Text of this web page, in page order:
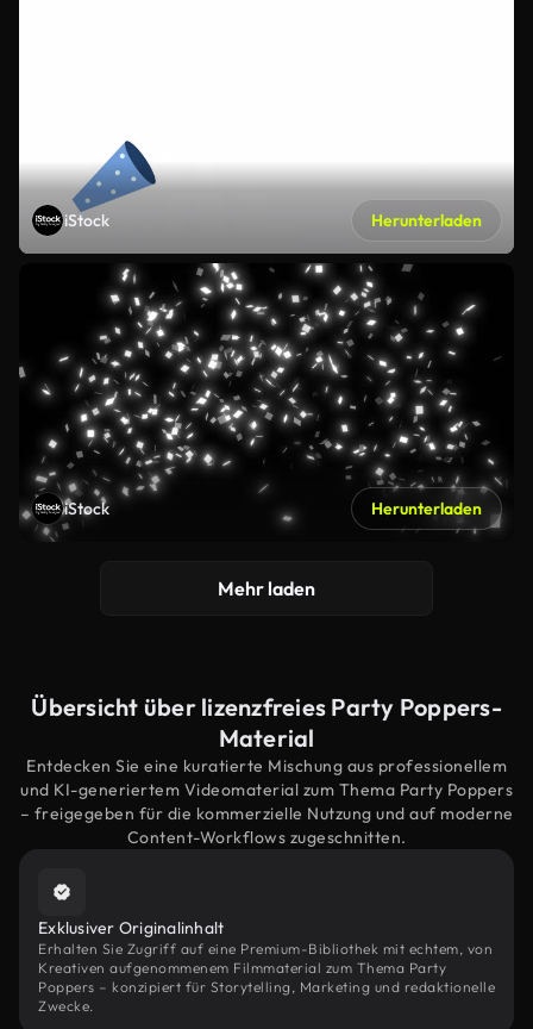
iStock Herunterladen
iStock Herunterladen
Mehr laden
Übersicht über lizenzfreies Party Poppers-
Material
Entdecken Sie eine kuratierte Mischung aus professionellem
und KI-generiertem Videomaterial zum Thema Party Poppers
– freigegeben für die kommerzielle Nutzung und auf moderne
Content-Workflows zugeschnitten.
Exklusiver Originalinhalt
Erhalten Sie Zugriff auf eine Premium-Bibliothek mit echtem, von
Kreativen aufgenommenem Filmmaterial zum Thema Party
Poppers – konzipiert für Storytelling, Marketing und redaktionelle
Zwecke.